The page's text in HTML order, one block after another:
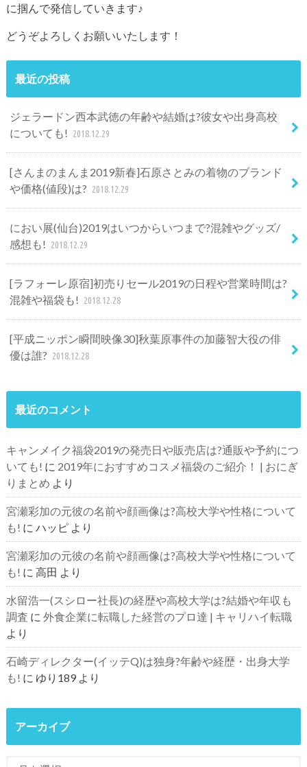
に掴んで発信していきます♪
どうぞよろしくお願いいたします！
最近の投稿
ジェラードン西本武徳の年齢や結婚は?彼女や出身高校
についても!
2018.12.29
[さんまのまんま2019新春]石原さとみの着物のブランド
や価格(値段)は? 2018.12.29
におい展(仙台)2019はいつからいつまで?混雑やグッズ/
感想も!
2018.12.29
[ラフォーレ原宿]初売りセール2019の日程や営業時間は?
混雑や福袋も!
2018.12.28
[平成ニッポン瞬間映像30]秋葉原事件の加藤智大役の俳
優は誰? 2018.12.28
最近のコメント
キャンメイク福袋2019の発売日や販売店は?通販や予約につ
いても! に 2019年におすすめコスメ福袋のご紹介！ | おにぎ
りまとめ より
宮瀬彩加の元彼の名前や顔画像は?高校大学や性格について
も! に ハッピより
宮瀬彩加の元彼の名前や顔画像は?高校大学や性格について
も! に 高田 より
水留浩一(スシロー社長)の経歴や高校大学は?結婚や年収も
調査 に 外食企業に転職した経営のプロ達 | キャリハイ転職
より
石崎ディレクター(イッテQ)は独身?年齢や経歴・出身大学
も! に ゆり189より
アーカイブ